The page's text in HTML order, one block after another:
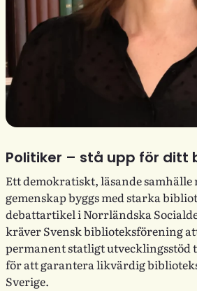
Politiker – stå upp för ditt
Ett demokratiskt, läsande samhälle
gemenskap byggs med starka
debattartikel i Norrländska
kräver Svensk biblioteksförening
permanent statligt
för att garantera likvärdig
Sverige.